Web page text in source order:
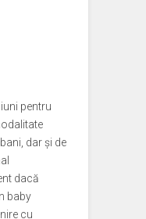
pentru
dar și de
dacă
baby
cu